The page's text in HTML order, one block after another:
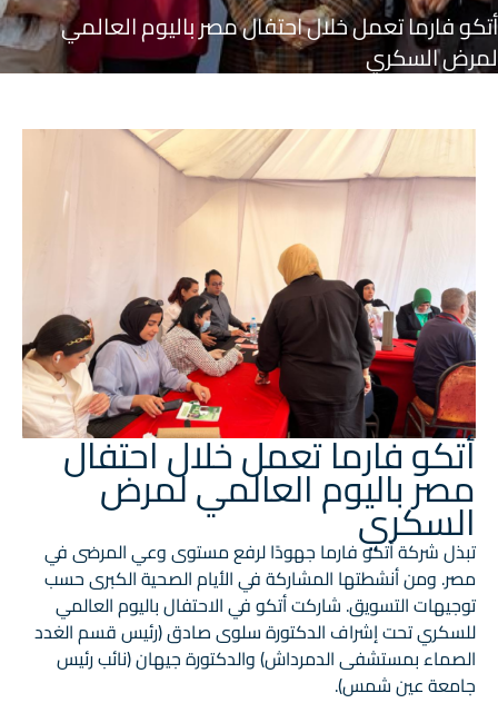
أتكو فارما تعمل خلال احتفال مصر باليوم العالمي
لمرض السكري
أتكو فارما تعمل خلال احتفال
مصر باليوم العالمي لمرض
السكري
تبذل شركة أتكو فارما جهودًا لرفع مستوى وعي المرضى في
مصر. ومن أنشطتها المشاركة في الأيام الصحية الكبرى حسب
توجيهات التسويق. شاركت أتكو في الاحتفال باليوم العالمي
للسكري تحت إشراف الدكتورة سلوى صادق (رئيس قسم الغدد
الصماء بمستشفى الدمرداش) والدكتورة جيهان (نائب رئيس
جامعة عين شمس).